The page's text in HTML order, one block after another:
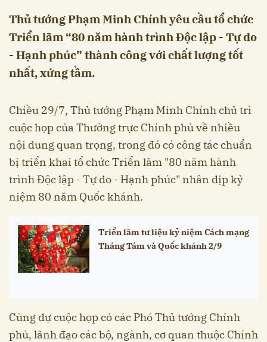
Thủ tướng Phạm Minh Chính yêu cầu tổ chức
Triển lãm “80 năm hành trình Độc lập - Tự do
- Hạnh phúc” thành công với chất lượng tốt
nhất, xứng tầm.
Chiều 29/7, Thủ tướng Phạm Minh Chính chủ trì
cuộc họp của Thường trực Chính phủ về nhiều
nội dung quan trọng, trong đó có công tác chuẩn
bị triển khai tổ chức Triển lãm "80 năm hành
trình Độc lập - Tự do - Hạnh phúc" nhân dịp kỷ
niệm 80 năm Quốc khánh.
Triển lãm tư liệu kỷ niệm Cách mạng
Tháng Tám và Quốc khánh 2/9
Cùng dự cuộc họp có các Phó Thủ tướng Chính
phủ, lãnh đạo các bộ, ngành, cơ quan thuộc Chính